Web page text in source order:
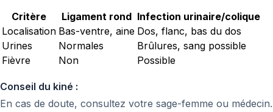
Critère Ligament rond Infection urinaire/colique
Localisation Bas-ventre, aine Dos, flanc, bas du dos
Urines
Normales
Brûlures, sang possible
Fièvre
Non Possible
Conseil du kiné :
En cas de doute, consultez votre sage-femme ou médecin.